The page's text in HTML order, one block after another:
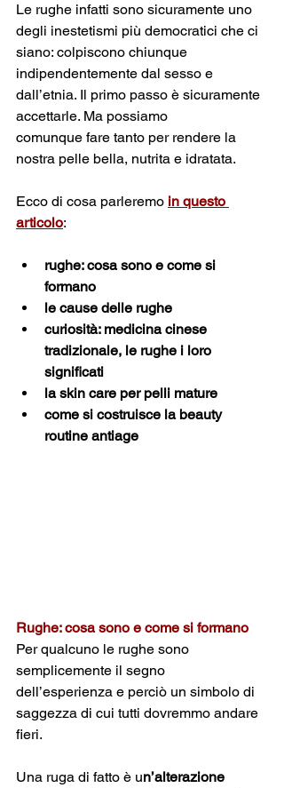
Le rughe infatti sono sicuramente uno
degli inestetismi più democratici che ci
siano: colpiscono chiunque
indipendentemente dal sesso e
dall’etnia. Il primo passo è sicuramente
accettarle. Ma possiamo
comunque fare tanto per rendere la
nostra pelle bella, nutrita e idratata.
Ecco di cosa parleremo in questo
articolo:
rughe: cosa sono e come si
formano
le cause delle rughe
curiosità: medicina cinese
tradizionale, le rughe i loro
significati
la skin care per pelli mature
come si costruisce la beauty
routine antiage
Rughe: cosa sono e come si formano
Per qualcuno le rughe sono
semplicemente il segno
dell’esperienza e perciò un simbolo di
saggezza di cui tutti dovremmo andare
fieri.
Una ruga di fatto è un’alterazione